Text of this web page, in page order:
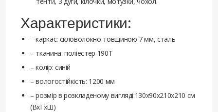
Характеристики:
– каркас: скловолокно товщиною 7 мм, сталь
– тканина: поліестер 190Т
– колір: синій
– вологостійкість: 1200 мм
– розмір в розкладеному вигляді:130х90х210х210 см
(ВхГхШ)